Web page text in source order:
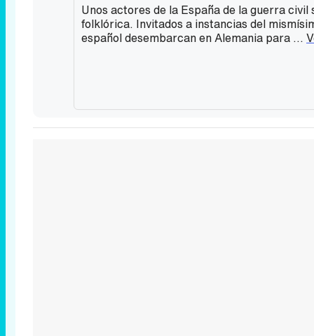
Unos actores de la España de la guerra
folklórica. Invitados a instancias del
español desembarcan en Alemania para ...